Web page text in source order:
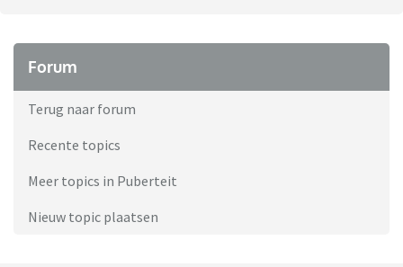
Forum
Terug naar forum
Recente topics
Meer topics in Puberteit
Nieuw topic plaatsen